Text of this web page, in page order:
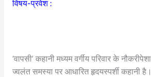
विषय-प्रवेश :
‘वापसी’ कहानी मध्यम वर्गीय परिवार के
ज्वलंत समस्या पर आधारित हृदयस्पर्शी कहानी